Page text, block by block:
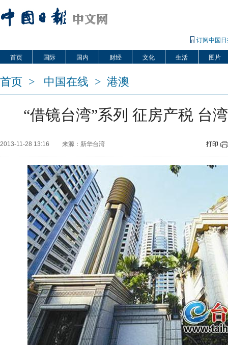
订阅中国
首页 国际 国内 财经 文化 生活 图片
首页 > 中国在线 > 港澳
“借镜台湾”系列 征房产税 台
2013-11-28 13:16 来源：新华台湾 打印